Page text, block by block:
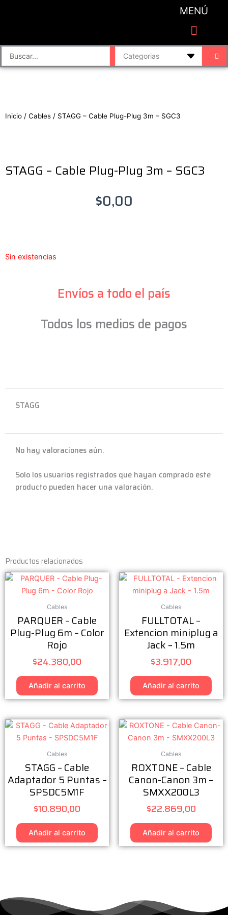
MENÚ
Search
...
Inicio / Cables / STAGG – Cable Plug-Plug 3m – SGC3
STAGG – Cable Plug-Plug 3m – SGC3
$0,00
Sin existencias
Envíos a todo el país
Todos los medios de pagos
STAGG
No hay valoraciones aún.
Solo los usuarios registrados que hayan comprado este
producto pueden hacer una valoración.
Productos relacionados
Cables
PARQUER – Cable
Plug-Plug 6m – Color
Rojo
$24.380,00
Añadir al carrito
Cables
FULLTOTAL –
Extencion miniplug a
Jack – 1.5m
$3.917,00
Añadir al carrito
Cables
STAGG – Cable
Adaptador 5 Puntas –
SPSDC5M1F
$10.890,00
Añadir al carrito
Cables
ROXTONE – Cable
Canon-Canon 3m –
SMXX200L3
$22.869,00
Añadir al carrito